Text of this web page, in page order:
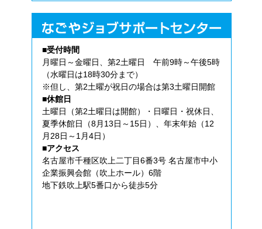
■受付時間
月曜日～金曜日、第2土曜日 午前9時～午後5時
（水曜日は18時30分まで）
※但し、第2土曜が祝日の場合は第3土曜日開館
■休館日
土曜日（第2土曜日は開館）・日曜日・祝休日、
夏季休館日（8月13日～15日）、年末年始（12
月28日～1月4日）
■アクセス
名古屋市千種区吹上二丁目6番3号 名古屋市中小
企業振興会館（吹上ホール）6階
地下鉄吹上駅5番口から徒歩5分